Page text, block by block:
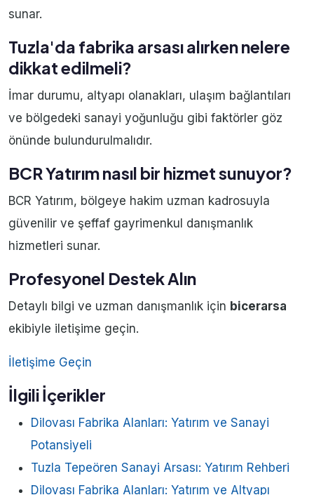
sunar.
Tuzla'da fabrika arsası alırken nelere
dikkat edilmeli?
İmar durumu, altyapı olanakları, ulaşım bağlantıları
ve bölgedeki sanayi yoğunluğu gibi faktörler göz
önünde bulundurulmalıdır.
BCR Yatırım nasıl bir hizmet sunuyor?
BCR Yatırım, bölgeye hakim uzman kadrosuyla
güvenilir ve şeffaf gayrimenkul danışmanlık
hizmetleri sunar.
Profesyonel Destek Alın
Detaylı bilgi ve uzman danışmanlık için bicerarsa
ekibiyle iletişime geçin.
İletişime Geçin
İlgili İçerikler
Dilovası Fabrika Alanları: Yatırım ve Sanayi
Potansiyeli
Tuzla Tepeören Sanayi Arsası: Yatırım Rehberi
Dilovası Fabrika Alanları: Yatırım ve Altyapı